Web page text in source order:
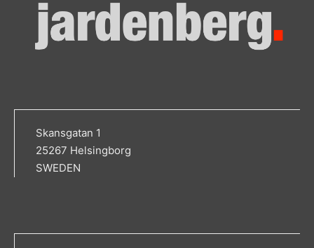
Skansgatan 1
25267 Helsingborg
SWEDEN